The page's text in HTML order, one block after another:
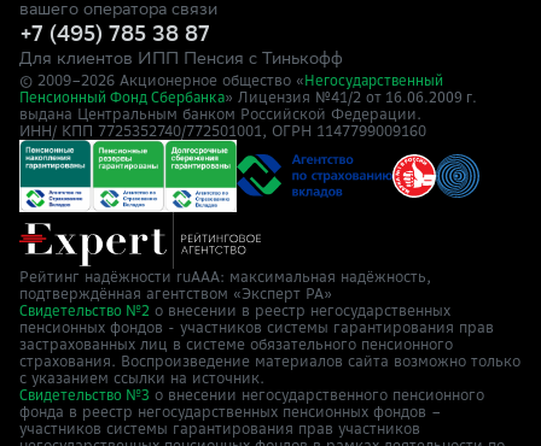
вашего оператора связи
+7 (495) 785 38 87
Для клиентов ИПП Пенсия с Тинькофф
© 2009–2026 Акционерное общество « Негосударственный
Пенсионный Фонд Сбербанка» Лицензия №41/2 от 16.06.2009 г.
выдана Центральным банком Российской Федерации.
ИНН/ КПП 7725352740/772501001, ОГРН 1147799009160
Рейтинг надёжности ruAAA: максимальная надёжность,
подтверждённая агентством «Эксперт РА»
Свидетельство №2 о внесении в реестр негосударственных
пенсионных фондов - участников системы гарантирования прав
застрахованных лиц в системе обязательного пенсионного
страхования. Воспроизведение материалов сайта возможно только
с указанием ссылки на источник.
Свидетельство №3 о внесении негосударственного пенсионного
фонда в реестр негосударственных пенсионных фондов –
участников системы гарантирования прав участников